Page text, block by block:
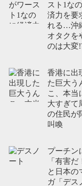
スト1な
済力を要
れる…沖
オタクを
のは大変
香港に出
た巨大う
こ、本当
大すぎて
の住民が
叫喚
プーチン
「有害だ
と日本の
ガ「デス